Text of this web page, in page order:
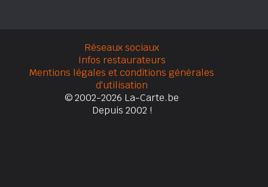
Réseaux sociaux
Infos restaurateurs
Mentions légales et conditions générales
d'utilisation
© 2002-2026 La-Carte.be
Depuis 2002 !